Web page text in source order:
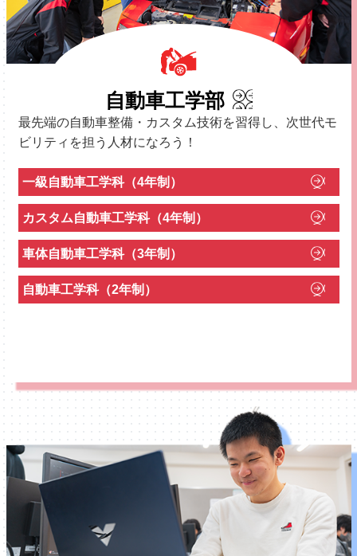
自動車工学部
最先端の自動車整備・カスタム技術を習得し、次世代モ
ビリティを担う人材になろう！
一級自動車工学科（4年制）
カスタム自動車工学科（4年制）
車体自動車工学科（3年制）
自動車工学科（2年制）